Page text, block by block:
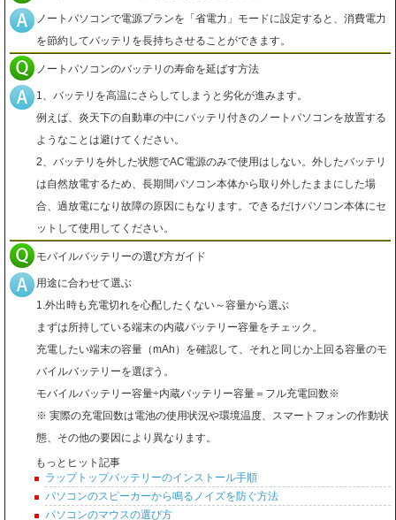
ノートパソコンで電源プランを「省電力」モードに設定すると、消費電力
を節約してバッテリを長持ちさせることができます。
ノートパソコンのバッテリの寿命を延ばす方法
1、バッテリを高温にさらしてしまうと劣化が進みます。
例えば、炎天下の自動車の中にバッテリ付きのノートパソコンを放置する
ようなことは避けてください。
2、バッテリを外した状態でAC電源のみで使用はしない。外したバッテリ
は自然放電するため、長期間パソコン本体から取り外したままにした場
合、過放電になり故障の原因にもなります。できるだけパソコン本体にセ
ットして使用してください。
モバイルバッテリーの選び方ガイド
用途に合わせて選ぶ
1.外出時も充電切れを心配したくない～容量から選ぶ
まずは所持している端末の内蔵バッテリー容量をチェック。
充電したい端末の容量（mAh）を確認して、それと同じか上回る容量のモ
バイルバッテリーを選ぼう。
モバイルバッテリー容量÷内蔵バッテリー容量＝フル充電回数※
※ 実際の充電回数は電池の使用状況や環境温度、スマートフォンの作動状
態、その他の要因により異なります。
もっとヒット記事
ラップトップバッテリーのインストール手順
パソコンのスピーカーから鳴るノイズを防ぐ方法
パソコンのマウスの選び方